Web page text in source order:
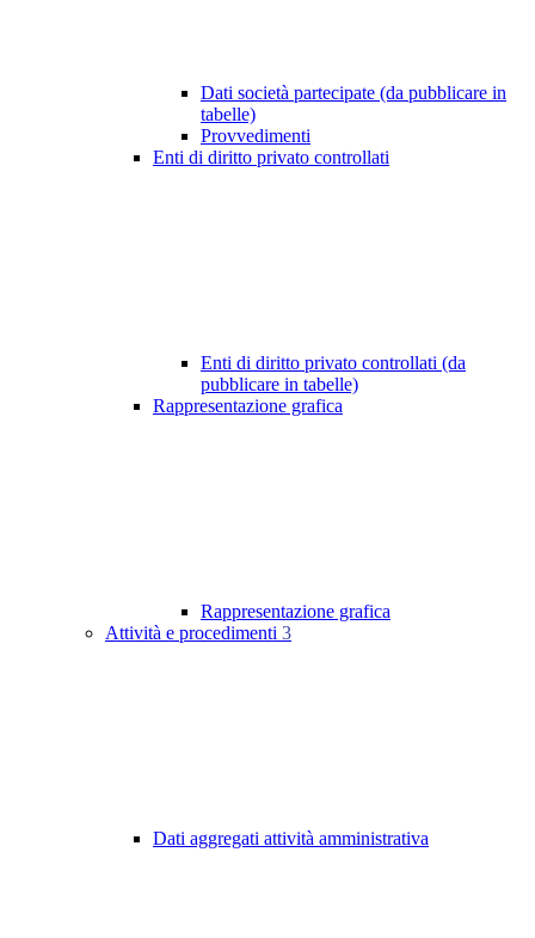
Dati società partecipate (da pubblicare in
tabelle)
Provvedimenti
Enti di diritto privato controllati
Enti di diritto privato controllati (da
pubblicare in tabelle)
Rappresentazione grafica
Rappresentazione grafica
Attività e procedimenti 3
Dati aggregati attività amministrativa